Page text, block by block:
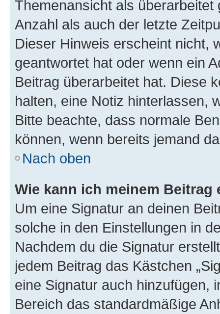
Themenansicht als
Anzahl als auch der letzte
Dieser Hinweis erscheint nicht,
geantwortet hat oder wenn ein
Beitrag überarbeitet hat. Diese
halten, eine Notiz hinterlassen,
Bitte beachte, dass normale
können, wenn bereits jemand
Nach oben
Wie kann ich meinem
Um eine Signatur an deinen
solche in den Einstellungen in
Nachdem du die Signatur
jedem Beitrag das Kästchen
eine Signatur auch hinzufügen,
Bereich das standardmäßige